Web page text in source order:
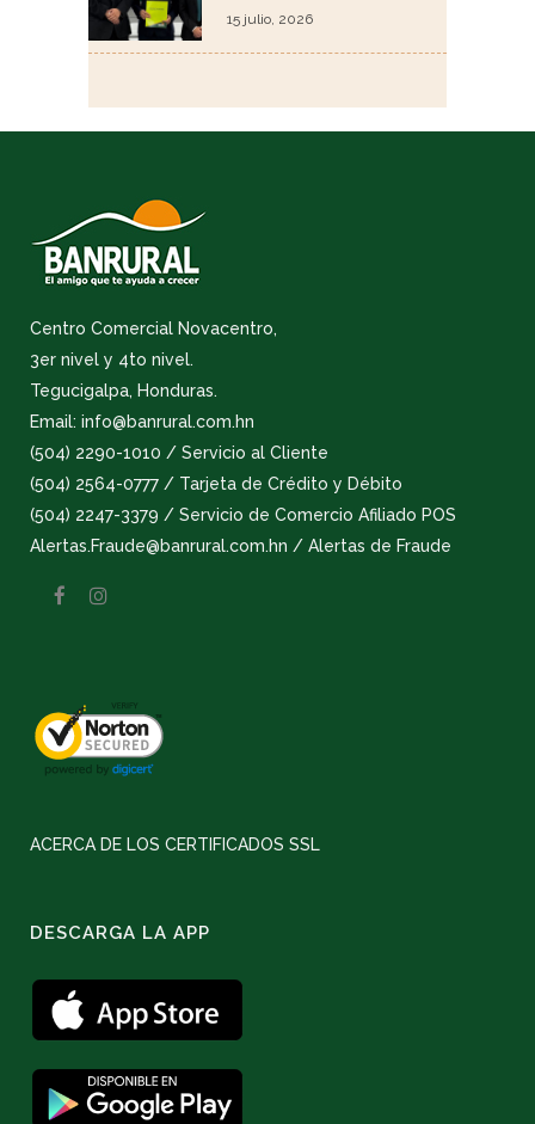
15 julio, 2026
Centro Comercial Novacentro,
3er nivel y 4to nivel.
Tegucigalpa, Honduras.
Email: info@banrural.com.hn
(504) 2290-1010 / Servicio al Cliente
(504) 2564-0777 / Tarjeta de Crédito y Débito
(504) 2247-3379 / Servicio de Comercio Afiliado POS
Alertas.Fraude@banrural.com.hn / Alertas de Fraude
ACERCA DE LOS CERTIFICADOS SSL
DESCARGA LA APP